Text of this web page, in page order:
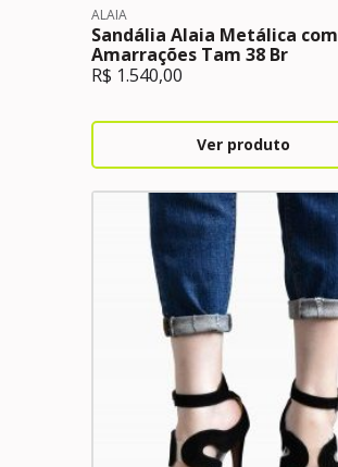
ALAIA
Sandália Alaia Metálica com
Amarrações Tam 38 Br
R$ 1.540,00
Ver produto